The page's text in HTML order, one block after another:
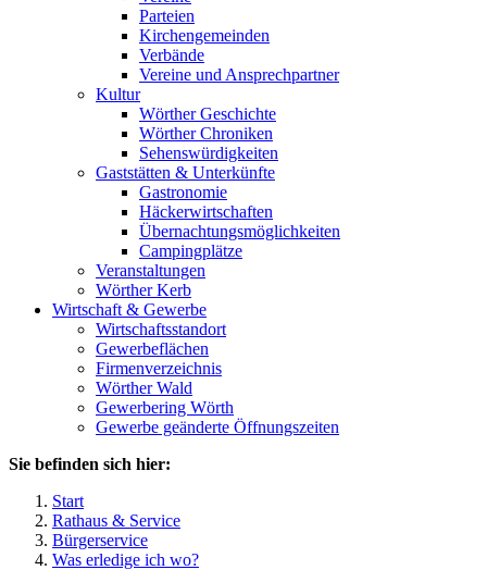
Parteien
Kirchengemeinden
Verbände
Vereine und Ansprechpartner
Kultur
Wörther Geschichte
Wörther Chroniken
Sehenswürdigkeiten
Gaststätten & Unterkünfte
Gastronomie
Häckerwirtschaften
Übernachtungsmöglichkeiten
Campingplätze
Veranstaltungen
Wörther Kerb
Wirtschaft & Gewerbe
Wirtschaftsstandort
Gewerbeflächen
Firmenverzeichnis
Wörther Wald
Gewerbering Wörth
Gewerbe geänderte Öffnungszeiten
Sie befinden sich hier:
Start
Rathaus & Service
Bürgerservice
Was erledige ich wo?